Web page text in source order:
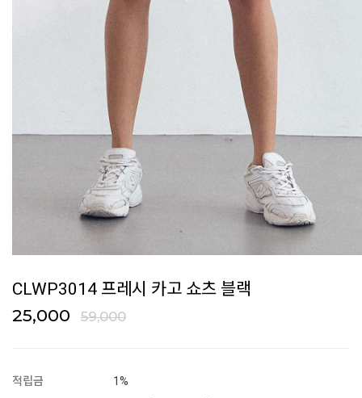
CLWP3014 프레시 카고 쇼츠 블랙
25,000 59,000
적립금
1%